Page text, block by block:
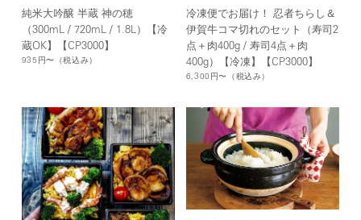
純米大吟醸 半蔵 神の穂
（300mL / 720mL / 1.8L）【冷
蔵OK】【CP3000】
935円〜 （税込み）
冷凍便でお届け！ 忍者ちらし＆
伊賀牛コマ切れのセット（寿司2
点＋肉400g / 寿司4点＋肉
400g）【冷凍】【CP3000】
6,300円〜 （税込み）